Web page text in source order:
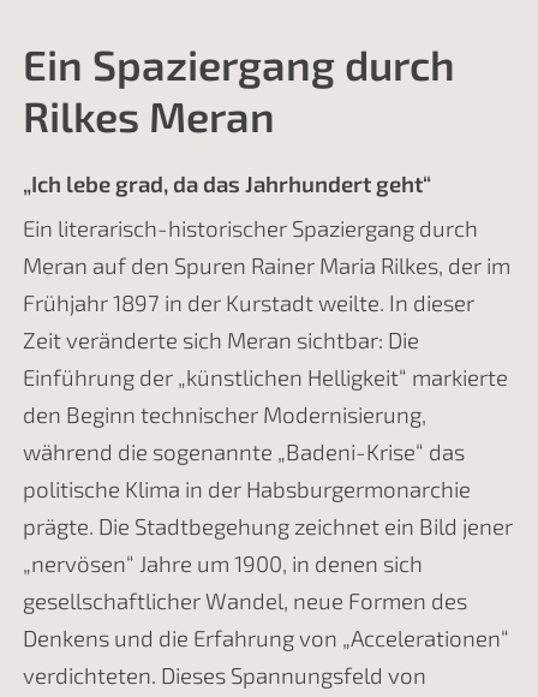
Ein Spaziergang durch
Rilkes Meran
„Ich lebe grad, da das Jahrhundert geht“
Ein literarisch-historischer Spaziergang durch
Meran auf den Spuren Rainer Maria Rilkes, der im
Frühjahr 1897 in der Kurstadt weilte. In dieser
Zeit veränderte sich Meran sichtbar: Die
Einführung der „künstlichen Helligkeit“ markierte
den Beginn technischer Modernisierung,
während die sogenannte „Badeni-Krise“ das
politische Klima in der Habsburgermonarchie
prägte. Die Stadtbegehung zeichnet ein Bild jener
„nervösen“ Jahre um 1900, in denen sich
gesellschaftlicher Wandel, neue Formen des
Denkens und die Erfahrung von „Accelerationen“
verdichteten. Dieses Spannungsfeld von